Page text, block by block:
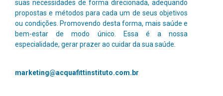
suas necessidades de forma direcionada, adequando
propostas e métodos para cada um de seus objetivos
ou condições. Promovendo desta forma, mais saúde e
bem-estar de modo único.
Essa é a nossa
especialidade, gerar prazer ao cuidar da sua saúde.
marketing@acquafittinstituto.com.br